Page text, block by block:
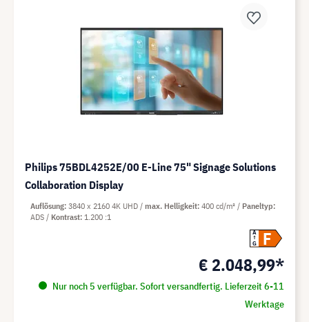
Philips 75BDL4252E/00 E-Line 75" Signage Solutions
Collaboration Display
A
G
F
€ 2.048,99*
Nur noch 5 verfügbar. Sofort versandfertig. Lieferzeit 6-11
Werktage
Auflösung 3840 x 2160 4K UHD max. Helligkeit 400 cd/m²
Paneltyp
ADS
Kontrast 1.200 :1